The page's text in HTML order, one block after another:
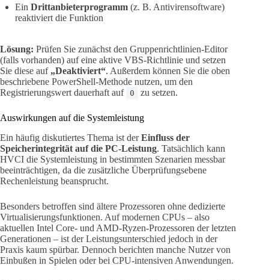
Ein Drittanbieterprogramm (z. B. Antivirensoftware)
reaktiviert die Funktion
Lösung: Prüfen Sie zunächst den Gruppenrichtlinien-Editor
(falls vorhanden) auf eine aktive VBS-Richtlinie und setzen
Sie diese auf „Deaktiviert“. Außerdem können Sie die oben
beschriebene PowerShell-Methode nutzen, um den
Registrierungswert dauerhaft auf 0 zu setzen.
Auswirkungen auf die Systemleistung
Ein häufig diskutiertes Thema ist derEinfluss der
Speicherintegrität auf die PC-Leistung. Tatsächlich kann
HVCI die Systemleistung in bestimmten Szenarien messbar
beeinträchtigen, da die zusätzliche Überprüfungsebene
Rechenleistung beansprucht.
Besonders betroffen sind ältere Prozessoren ohne dedizierte
Virtualisierungsfunktionen. Auf modernen CPUs – also
aktuellen Intel Core- und AMD-Ryzen-Prozessoren der letzten
Generationen – ist der Leistungsunterschied jedoch in der
Praxis kaum spürbar. Dennoch berichten manche Nutzer von
Einbußen in Spielen oder bei CPU-intensiven Anwendungen.